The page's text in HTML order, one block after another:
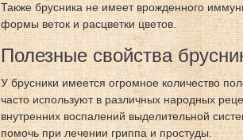
Также брусника не имеет врожденного
формы веток и расцветки цветов.
Полезные свойства
У брусники имеется огромное количество
часто используют в различных народных
внутренних воспалений выделительной
помочь при лечении гриппа и простуды.